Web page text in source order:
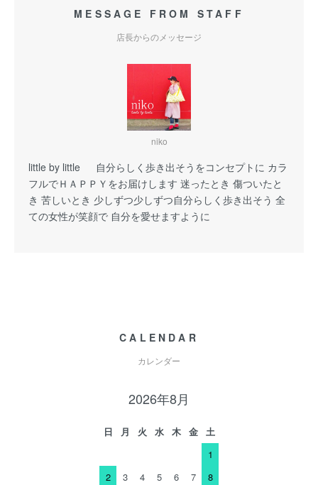
MESSAGE FROM STAFF
店長からのメッセージ
niko
little by little 自分らしく歩き出そうをコンセプトに カラ
フルでＨＡＰＰＹをお届けします 迷ったとき 傷ついたと
き 苦しいとき 少しずつ少しずつ自分らしく歩き出そう 全
ての女性が笑顔で 自分を愛せますように
CALENDAR
カレンダー
2026年8月
日 月 火 水 木 金
土
1
2
3 4 5 6 7
8